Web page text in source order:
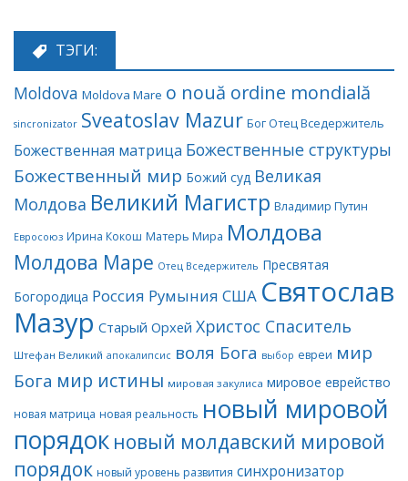
ТЭГИ:
Moldova Moldova Mare o nouă ordine mondială
sincronizator Sveatoslav Mazur Бог Отец Вседержитель
Божественная матрица Божественные структуры
Божественный мир Божий суд Великая
Молдова Великий Магистр Владимир Путин
Евросоюз Ирина Кокош Матерь Мира Молдова
Молдова Маре Отец Вседержитель Пресвятая
Богородица Россия Румыния США Святослав
Мазур Старый Орхей Христос Спаситель
Штефан Великий апокалипсис воля Бога выбор евреи мир
Бога мир истины мировая закулиса мировое еврейство
новая матрица новая реальность новый мировой
порядок новый молдавский мировой
порядок новый уровень развития синхронизатор